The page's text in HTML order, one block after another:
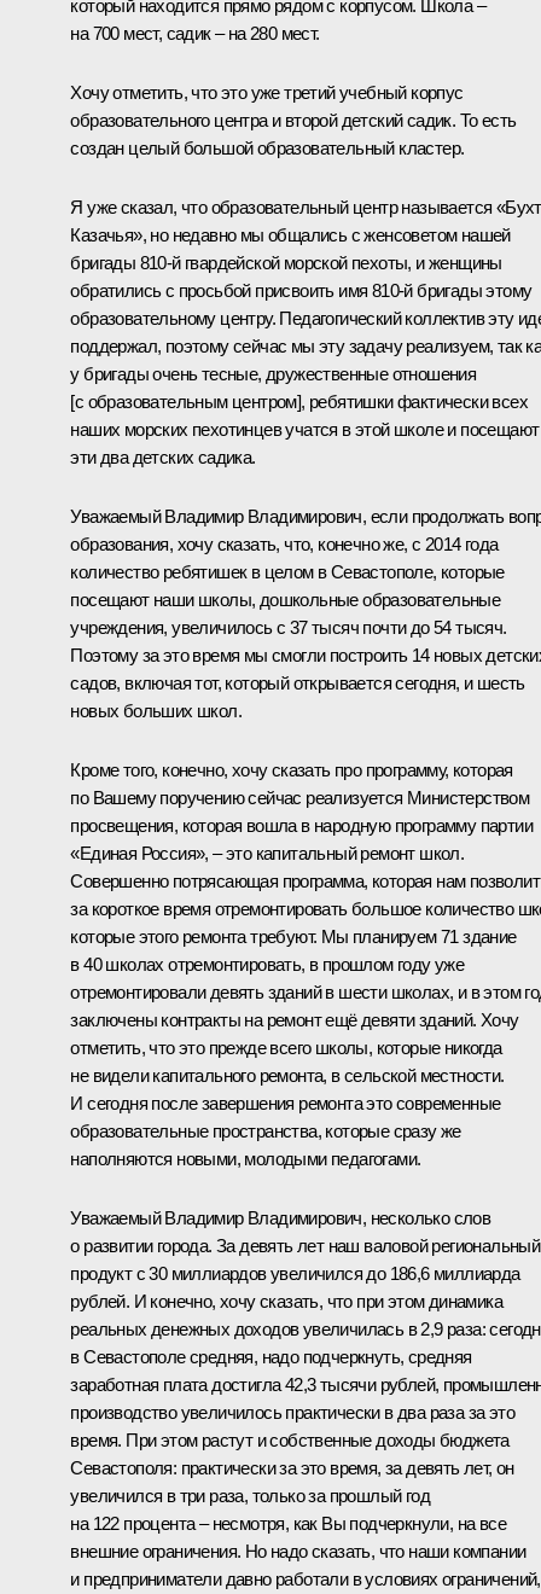
который находится прямо рядом с корпусом. Школа –
на 700 мест, садик – на 280 мест.
Хочу отметить, что это уже третий учебный корпус
образовательного центра и второй детский садик. То есть
создан целый большой образовательный кластер.
Я уже сказал, что образовательный центр называется
Казачья», но недавно мы общались с женсоветом нашей
бригады 810-й гвардейской морской пехоты, и женщины
обратились с просьбой присвоить имя 810-й бригады этому
образовательному центру. Педагогический коллектив эту
поддержал, поэтому сейчас мы эту задачу реализуем, так
у бригады очень тесные, дружественные отношения
[с образовательным центром], ребятишки фактически всех
наших морских пехотинцев учатся в этой школе и посещают
эти два детских садика.
Уважаемый Владимир Владимирович, если продолжать
образования, хочу сказать, что, конечно же, с 2014 года
количество ребятишек в целом в Севастополе, которые
посещают наши школы, дошкольные образовательные
учреждения, увеличилось с 37 тысяч почти до 54 тысяч.
Поэтому за это время мы смогли построить 14 новых
садов, включая тот, который открывается сегодня, и шесть
новых больших школ.
Кроме того, конечно, хочу сказать про программу, которая
по Вашему поручению сейчас реализуется Министерством
просвещения, которая вошла в народную программу партии
«Единая Россия», – это капитальный ремонт школ.
Совершенно потрясающая программа, которая нам позволит
за короткое время отремонтировать большое количество
которые этого ремонта требуют. Мы планируем 71 здание
в 40 школах отремонтировать, в прошлом году уже
отремонтировали девять зданий в шести школах, и в этом
заключены контракты на ремонт ещё девяти зданий. Хочу
отметить, что это прежде всего школы, которые никогда
не видели капитального ремонта, в сельской местности.
И сегодня после завершения ремонта это современные
образовательные пространства, которые сразу же
наполняются новыми, молодыми педагогами.
Уважаемый Владимир Владимирович, несколько слов
о развитии города. За девять лет наш валовой региональный
продукт с 30 миллиардов увеличился до 186,6 миллиарда
рублей. И конечно, хочу сказать, что при этом динамика
реальных денежных доходов увеличилась в 2,9 раза:
в Севастополе средняя, надо подчеркнуть, средняя
заработная плата достигла 42,3 тысячи рублей,
производство увеличилось практически в два раза за это
время. При этом растут и собственные доходы бюджета
Севастополя: практически за это время, за девять лет, он
увеличился в три раза, только за прошлый год
на 122 процента – несмотря, как Вы подчеркнули, на все
внешние ограничения. Но надо сказать, что наши компании
и предприниматели давно работали в условиях ограничений,